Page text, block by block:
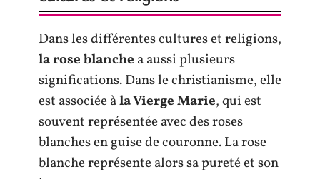
Dans les différentes cultures et religions,
la rose blanche a aussi plusieurs
significations. Dans le christianisme, elle
est associée àla Vierge Marie, qui est
souvent représentée avec des roses
blanches en guise de couronne. La rose
blanche représente alors sa pureté et son